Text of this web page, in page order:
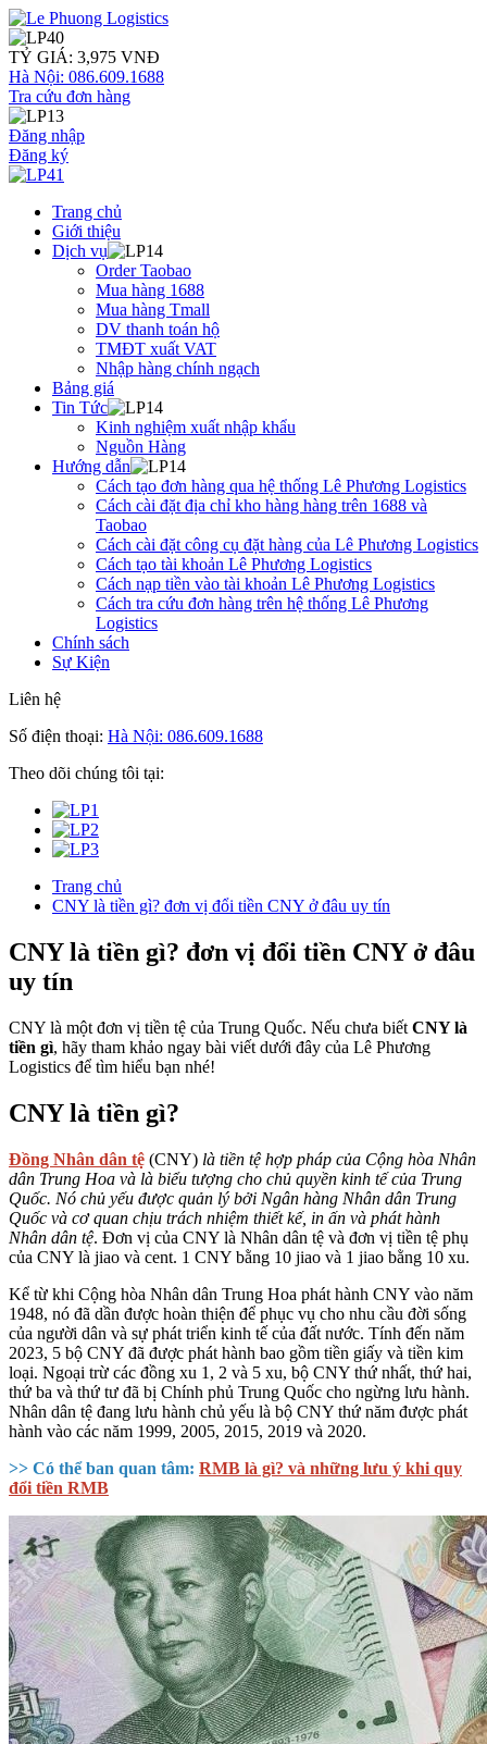
TỶ GIÁ: 3,975 VNĐ
Hà Nội: 086.609.1688
Tra cứu đơn hàng
Đăng nhập
Đăng ký
Trang chủ
Giới thiệu
Dịch vụ
Order Taobao
Mua hàng 1688
Mua hàng Tmall
DV thanh toán hộ
TMĐT xuất VAT
Nhập hàng chính ngạch
Bảng giá
Tin Tức
Kinh nghiệm xuất nhập khẩu
Nguồn Hàng
Hướng dẫn
Cách tạo đơn hàng qua hệ thống Lê Phương Logistics
Cách cài đặt địa chỉ kho hàng hàng trên 1688 và
Taobao
Cách cài đặt công cụ đặt hàng của Lê Phương Logistics
Cách tạo tài khoản Lê Phương Logistics
Cách nạp tiền vào tài khoản Lê Phương Logistics
Cách tra cứu đơn hàng trên hệ thống Lê Phương
Logistics
Chính sách
Sự Kiện
Liên hệ
Số điện thoại: Hà Nội: 086.609.1688
Theo dõi chúng tôi tại:
Trang chủ
CNY là tiền gì? đơn vị đổi tiền CNY ở đâu uy tín
CNY là tiền gì? đơn vị đổi tiền CNY ở đâu
uy tín
CNY là một đơn vị tiền tệ của Trung Quốc. Nếu chưa biết CNY là
tiền gì, hãy tham khảo ngay bài viết dưới đây của Lê Phương
Logistics để tìm hiểu bạn nhé!
CNY là tiền gì?
Đồng Nhân dân tệ (CNY) là tiền tệ hợp pháp của Cộng hòa Nhân
dân Trung Hoa và là biểu tượng cho chủ quyền kinh tế của Trung
Quốc. Nó chủ yếu được quản lý bởi Ngân hàng Nhân dân Trung
Quốc và cơ quan chịu trách nhiệm thiết kế, in ấn và phát hành
Nhân dân tệ. Đơn vị của CNY là Nhân dân tệ và đơn vị tiền tệ phụ
của CNY là jiao và cent. 1 CNY bằng 10 jiao và 1 jiao bằng 10 xu.
Kể từ khi Cộng hòa Nhân dân Trung Hoa phát hành CNY vào năm
1948, nó đã dần được hoàn thiện để phục vụ cho nhu cầu đời sống
của người dân và sự phát triển kinh tế của đất nước. Tính đến năm
2023, 5 bộ CNY đã được phát hành bao gồm tiền giấy và tiền kim
loại. Ngoại trừ các đồng xu 1, 2 và 5 xu, bộ CNY thứ nhất, thứ hai,
thứ ba và thứ tư đã bị Chính phủ Trung Quốc cho ngừng lưu hành.
Nhân dân tệ đang lưu hành chủ yếu là bộ CNY thứ năm được phát
hành vào các năm 1999, 2005, 2015, 2019 và 2020.
>> Có thể ban quan tâm: RMB là gì? và những lưu ý khi quy
đổi tiền RMB